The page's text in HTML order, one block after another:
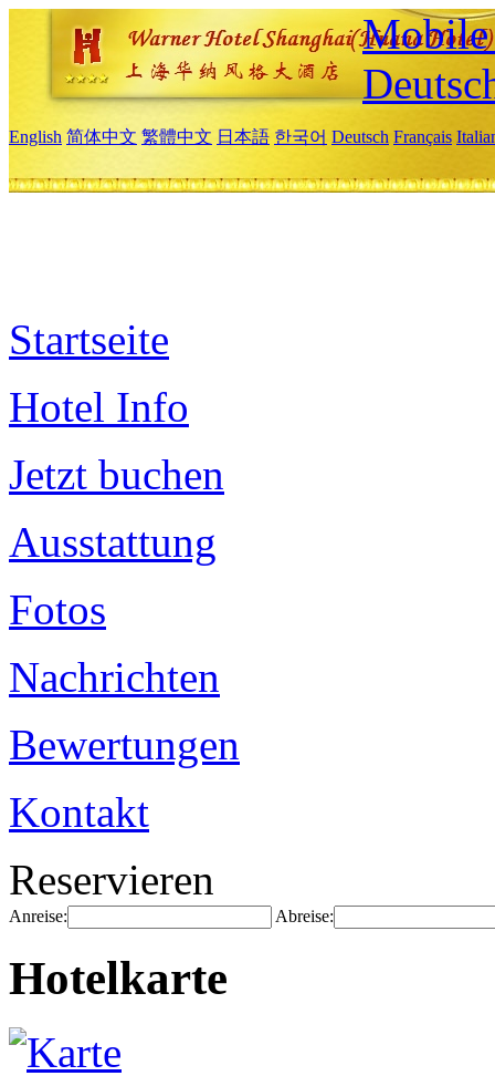
Mobile
English 简体中文 繁體中文 日本語 한국어 Deutsch Français
Startseite
Hotel Info
Jetzt buchen
Ausstattung
Fotos
Nachrichten
Bewertungen
Kontakt
Reservieren
Anreise: Abreise:
Hotelkarte